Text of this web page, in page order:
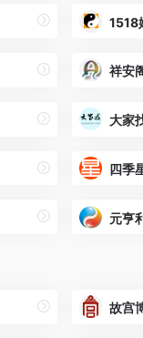
1518
祥安
大家
四季
元亨
故宫